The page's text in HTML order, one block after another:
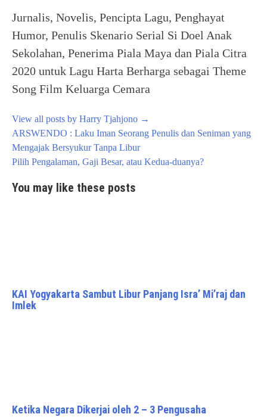
Jurnalis, Novelis, Pencipta Lagu, Penghayat
Humor, Penulis Skenario Serial Si Doel Anak
Sekolahan, Penerima Piala Maya dan Piala Citra
2020 untuk Lagu Harta Berharga sebagai Theme
Song Film Keluarga Cemara
View all posts by Harry Tjahjono →
Post
navigation
ARSWENDO : Laku Iman Seorang Penulis dan Seniman yang
Mengajak Bersyukur Tanpa Libur
Pilih Pengalaman, Gaji Besar, atau Kedua-duanya?
You may like these posts
KAI Yogyakarta Sambut Libur Panjang Isra’ Mi’raj dan
Imlek
Ketika Negara Dikerjai oleh 2 – 3 Pengusaha